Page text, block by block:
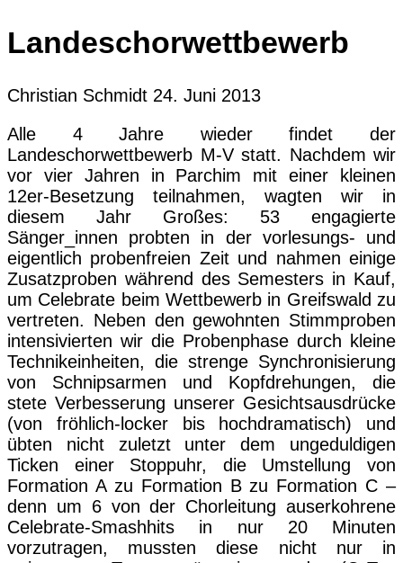
Landeschorwettbewerb
Christian Schmidt 24. Juni 2013
Alle 4 Jahre wieder findet der
Landeschorwettbewerb M-V statt. Nachdem wir
vor vier Jahren in Parchim mit einer kleinen
12er-Besetzung teilnahmen, wagten wir in
diesem Jahr Großes: 53 engagierte
Sänger_innen probten in der vorlesungs- und
eigentlich probenfreien Zeit und nahmen einige
Zusatzproben während des Semesters in Kauf,
um Celebrate beim Wettbewerb in Greifswald zu
vertreten. Neben den gewohnten Stimmproben
intensivierten wir die Probenphase durch kleine
Technikeinheiten, die strenge Synchronisierung
von Schnipsarmen und Kopfdrehungen, die
stete Verbesserung unserer Gesichtsausdrücke
(von fröhlich-locker bis hochdramatisch) und
übten nicht zuletzt unter dem ungeduldigen
Ticken einer Stoppuhr, die Umstellung von
Formation A zu Formation B zu Formation C –
denn um 6 von der Chorleitung auserkohrene
Celebrate-Smashhits in nur 20 Minuten
vorzutragen, mussten diese nicht nur in